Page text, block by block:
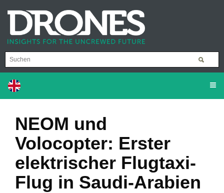
NEOM und
Volocopter: Erster
elektrischer Flugtaxi-
Flug in Saudi-Arabien